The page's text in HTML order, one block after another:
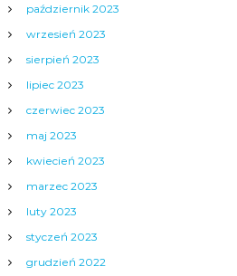
październik 2023
wrzesień 2023
sierpień 2023
lipiec 2023
czerwiec 2023
maj 2023
kwiecień 2023
marzec 2023
luty 2023
styczeń 2023
grudzień 2022